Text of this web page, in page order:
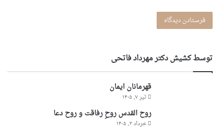
توسط کشیش دکتر مهرداد فاتحی
قهرمانان ایمان
تیر ۷, ۱۴۰۵
روح القدس روحِ رفاقت و روح دعا
خرداد ۳, ۱۴۰۵